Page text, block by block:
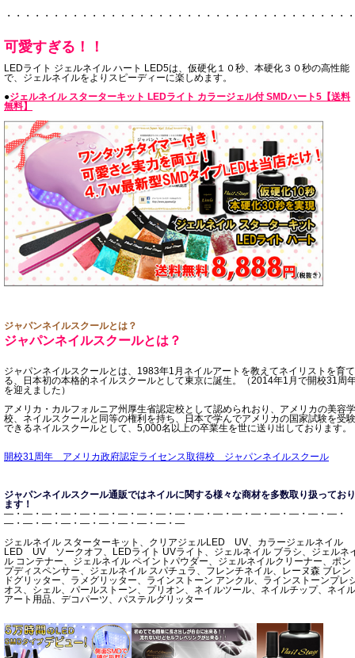
・・・・・・・・・・・・・・・・・・・・・・・・・・・・・・・・・・・・
可愛すぎる！！
LEDライト ジェルネイル ハート LED5は、仮硬化１０秒、本硬化３０秒の高性能
で、ジェルネイルをよりスピーディーに楽しめます。
●ジェルネイル スターターキット LEDライト カラージェル付 SMDハート5【送料
無料】
ジャパンネイルスクールとは？
ジャパンネイルスクールとは？
ジャパンネイルスクールとは、1983年1月ネイルアートを教えてネイリストを育て
る、日本初の本格的ネイルスクールとして東京に誕生。（2014年1月で開校31周
を迎えました）
アメリカ・カルフォルニア州厚生省認定校として認められおり、アメリカの美容学
校、ネイルスクールと同等の権利を持ち、日本で学んでアメリカの国家試験を受験
できるネイルスクールとして、5,000名以上の卒業生を世に送り出しております。
開校31周年 アメリカ政府認定ライセンス取得校 ジャパンネイルスクール
ジャパンネイルスクール通販ではネイルに関する様々な商材を多数取り扱っており
ます！
―・―・―・―・―・―・―・―・―・―・―・―・―・―・―・―・―・―・
―・―・―・―・―・―・―・―・―・―
ジェルネイル スターターキット、クリアジェルLED UV、カラージェルネイル
LED UV ソークオフ、LEDライト UVライト、ジェルネイル ブラシ、ジェルネ
ル コンテナー、ジェルネイル ペイントパウダー、ジェルネイルクリーナー、ポン
プディスペンサー、ジェルネイル スパチュラ、フレンチネイル、レーヌ森 ブレン
ドグリッター、ラメグリッター、ラインストーン アンクル、ラインストーンプレ
オス、シェル、パールストーン、プリオン、ネイルツール、ネイルチップ、ネイル
アート用品、デコパーツ、パステルグリッター